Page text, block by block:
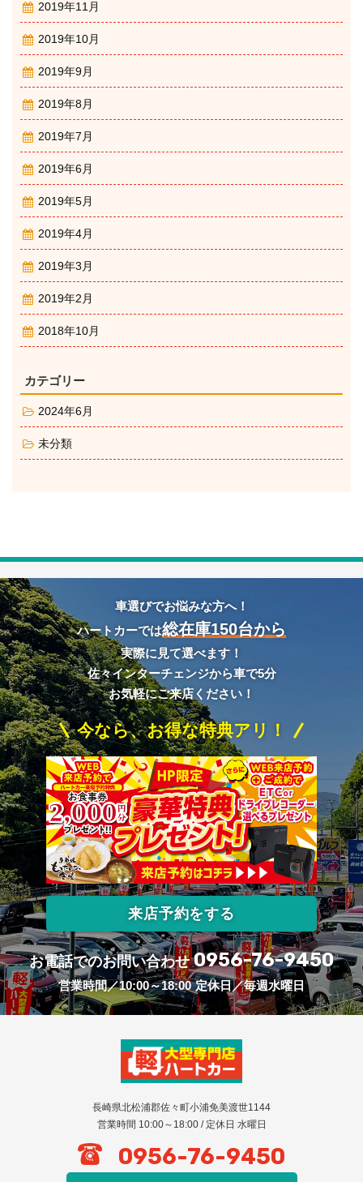
2019年11月
2019年10月
2019年9月
2019年8月
2019年7月
2019年6月
2019年5月
2019年4月
2019年3月
2019年2月
2018年10月
カテゴリー
2024年6月
未分類
車選びでお悩みな方へ！
ハートカーでは総在庫150台から
実際に見て選べます！
佐々インターチェンジから車で5分
お気軽にご来店ください！
今なら、お得な特典アリ！
来店予約をする
お電話でのお問い合わせ 0956-76-9450
営業時間／10:00～18:00 定休日／毎週水曜日
長崎県北松浦郡佐々町小浦免美渡世1144
営業時間 10:00～18:00 / 定休日 水曜日
0956-76-9450